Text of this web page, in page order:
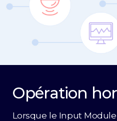
Opération
Lorsque le Input